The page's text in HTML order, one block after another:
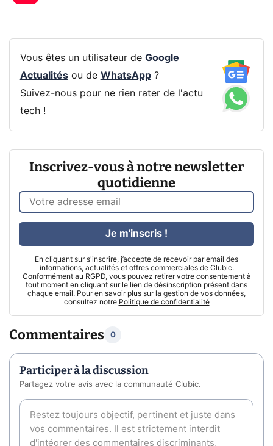
Vous êtes un utilisateur de Google
Actualitésou de WhatsApp?
Suivez-nous pour ne rien rater de l'actu
tech !
Inscrivez-vous à notre newsletter
quotidienne
En cliquant sur s'inscrire, j’accepte de recevoir par email des
informations, actualités et offres commerciales de Clubic.
Conformément au RGPD, vous pouvez retirer votre consentement à
tout moment en cliquant sur le lien de désinscription présent dans
chaque email. Pour en savoir plus sur la gestion de vos données,
consultez notre Politique de confidentialité
Je m'inscris !
Commentaires 0
Participer à la discussion
Partagez votre avis avec la communauté Clubic.